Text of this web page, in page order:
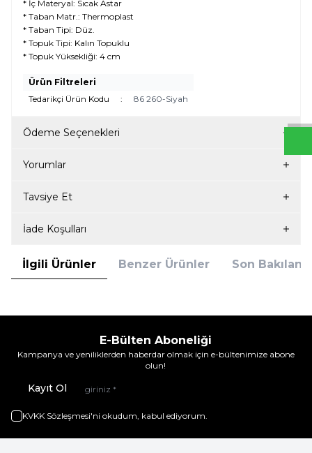
* İç Materyal: Sıcak Astar
* Taban Matr.: Thermoplast
* Taban Tipi: Düz.
* Topuk Tipi: Kalın Topuklu
* Topuk Yüksekliği: 4 cm
Ürün Filtreleri
Tedarikçi Ürün Kodu
: 86 260-Siyah
Ödeme Seçenekleri
Yorumlar
Tavsiye Et
İade Koşulları
İlgili Ürünler Benzer Ürünler Son
E-Bülten Aboneliği
Kampanya ve yeniliklerden haberdar olmak için e-bültenimize abone
olun!
Kayıt Ol
KVKK Sözleşmesi'ni okudum, kabul ediyorum.